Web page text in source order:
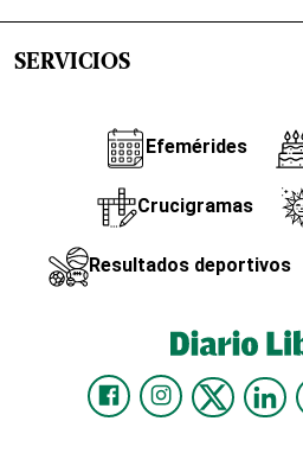
SERVICIOS
Efemérides
Crucigramas
Resultados deportivos